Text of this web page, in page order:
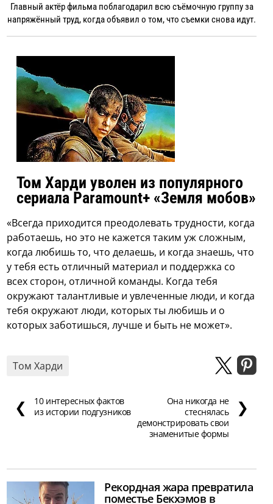
Главный актёр фильма поблагодарил всю съёмочную группу за
напряжённый труд, когда объявил о том, что съемки снова идут.
Том Харди уволен из популярного
сериала Paramount+ «Земля мобов»
«Всегда приходится преодолевать трудности, когда
работаешь, но это не кажется таким уж сложным,
когда любишь то, что делаешь, и когда знаешь, что
у тебя есть отличный материал и поддержка со
всех сторон, отличной команды. Когда тебя
окружают талантливые и увлеченные люди, и когда
тебя окружают люди, которых ты любишь и о
которых заботишься, лучше и быть не может».
Том Харди
❮
10 интересных фактов
из истории подгузников
Она никогда не
стеснялась
демонстрировать свои
знаменитые формы
❯
Рекордная жара превратила
поместье Бекхэмов в